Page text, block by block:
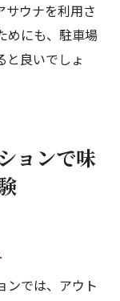
サウナを利用さ
めにも、駐車場
と良いでしょ
ョンで味
ンでは、アウト